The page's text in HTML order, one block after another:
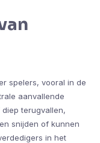
spelers, vooral in de
aanvallende
terugvallen,
snijden of kunnen
in het